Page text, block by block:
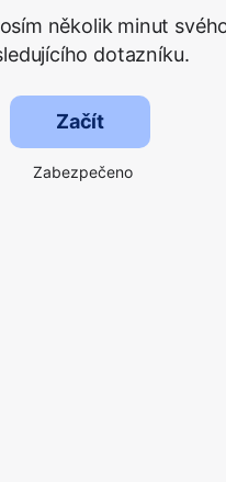
několik minut
dotazníku.
Začít
Zabezpečeno